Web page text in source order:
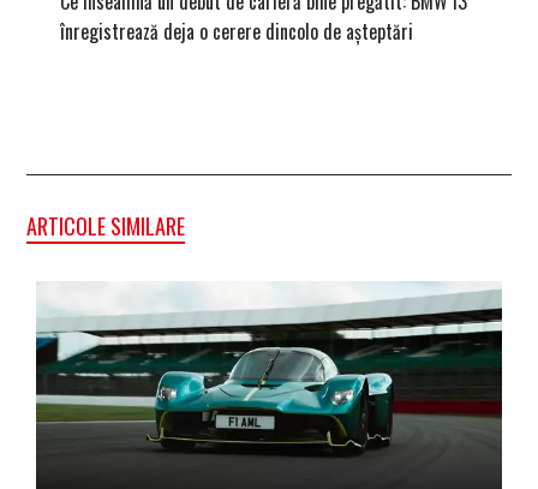
înregistrează deja o cerere dincolo de așteptări
ARTICOLE SIMILARE